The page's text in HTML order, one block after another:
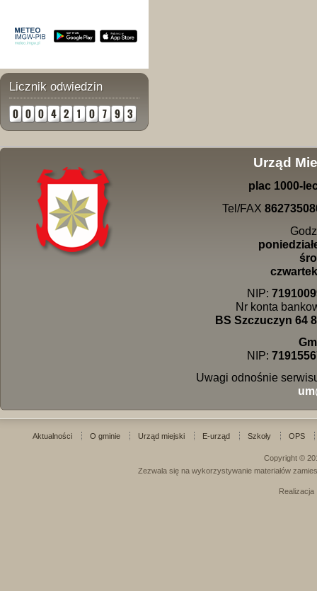
Licznik odwiedzin
Urząd
plac 1000-
Tel/FAX
NIP:
Nr konta
BS Szczuczyn 64
NIP:
Uwagi odnośnie
Aktualności O gminie Urząd miejski E-urząd Szkoły OPS
Copyright ©
Zezwala się na wykorzystywanie materiałów
Realizacja